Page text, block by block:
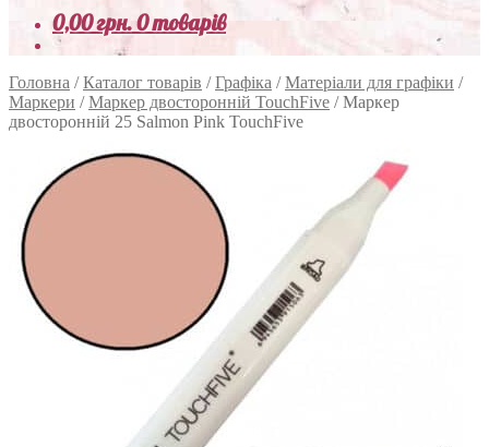
0,00грн.0 товарів
Головна /Каталог товарів /Графіка /Матеріали для графіки /
Маркери /Маркер двосторонній TouchFive /Маркер
двосторонній 25 Salmon Pink TouchFive